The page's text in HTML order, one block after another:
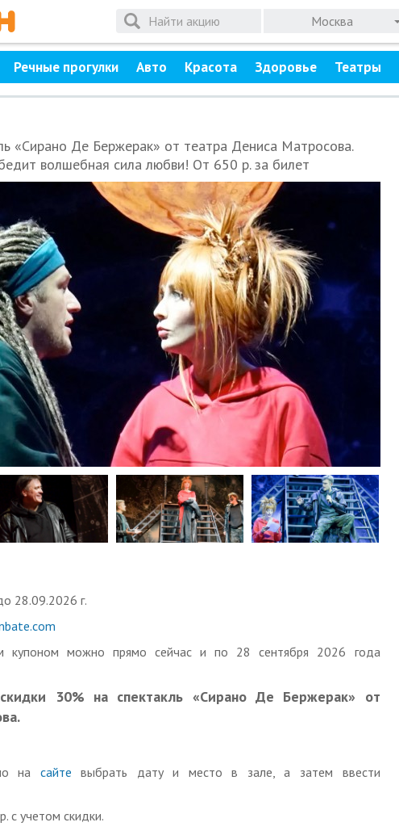
Москва
Речные прогулки Авто Красота Здоровье Театры
«Сирано Де Бержерак» от театра Дениса Матросова.
волшебная сила любви! От 650 р. за билет
28.09.2026 г.
купоном можно прямо сейчас и по 28 сентября 2026 года
30% на спектакль «Сирано Де Бержерак» от
на сайте выбрать дату и место в зале, а затем ввести
с учетом скидки.